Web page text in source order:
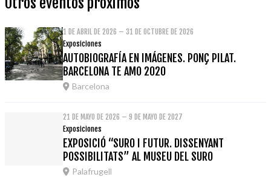
1 DE ABRIL DE 2026 – 31 DE OCTUBRE DE 2026
Exposiciones
AUTOBIOGRAFÍA EN IMÁGENES. PONÇ PILAT.
BARCELONA TE AMO 2020
Barcelona
21 DE MAYO DE 2026 – 9 DE MAYO DE 2027
Exposiciones
EXPOSICIÓ “SURO I FUTUR. DISSENYANT
POSSIBILITATS” AL MUSEU DEL SURO
Palafrugell